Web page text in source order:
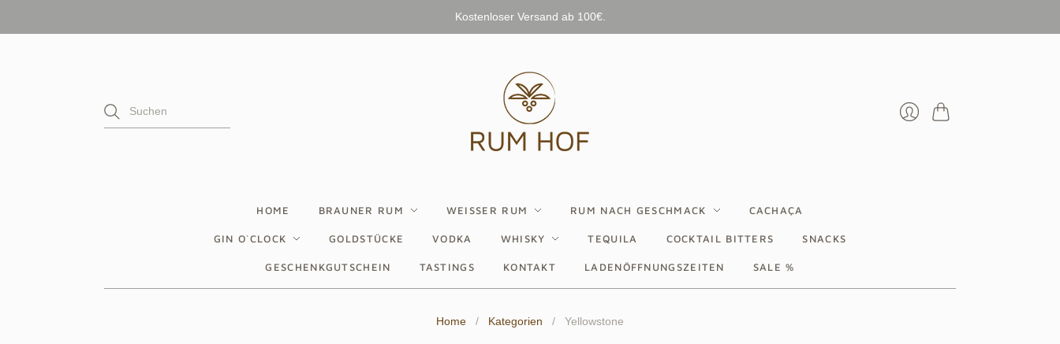
Kostenloser Versand ab 100€.
HOME BRAUNER RUM WEISSER RUM RUM NACH GESCHMACK CACHAÇA
GIN O`CLOCK GOLDSTÜCKE VODKA WHISKY TEQUILA COCKTAIL BITTERS SNACKS
GESCHENKGUTSCHEIN TASTINGS KONTAKT LADENÖFFNUNGSZEITEN SALE %
Home / Kategorien / Yellowstone